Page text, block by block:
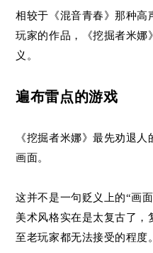
相较于《混音青春》那种高
玩家的作品，《挖掘者米娜
义。
遍布雷点的游戏
《挖掘者米娜》最先劝退
画面。
这并不是一句贬义上的“画
美术风格实在是太复古了，
至老玩家都无法接受的程度。